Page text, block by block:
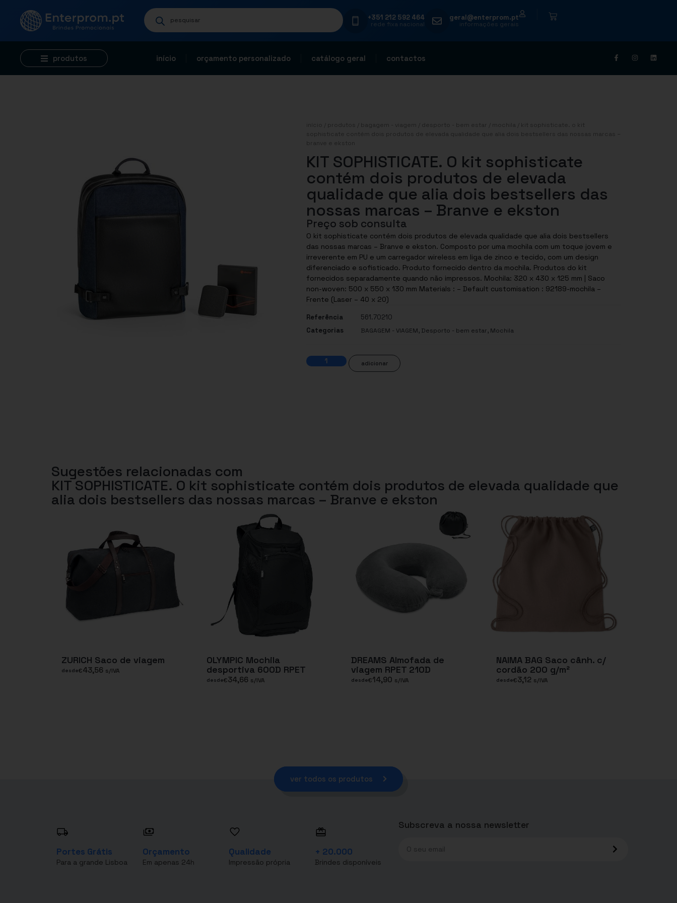
+351 212 592 464
rede fixa nacional
geral@enterprom.pt
informações gerais
produtos início orçamento personalizado catálogo geral contactos
início produtos bagagem - viagem desporto - bem estar mochila / kit sophisticate. o kit
sophisticate contém dois produtos de elevada qualidade que alia dois bestsellers das nossas marcas –
branve e ekston
KIT SOPHISTICATE. O kit sophisticate
contém dois produtos de elevada
qualidade que alia dois bestsellers das
nossas marcas – Branve e ekston
Preço sob consulta
O kit sophisticate contém dois produtos de elevada qualidade que alia dois bestsellers
das nossas marcas – Branve e ekston. Composto por uma mochila com um toque jovem e
irreverente em PU e um carregador wireless em liga de zinco e tecido, com um design
diferenciado e sofisticado. Produto fornecido dentro da mochila. Produtos do kit
fornecidos separadamente quando não impressos. Mochila: 320 x 430 x 125 mm | Saco
non-woven: 500 x 550 x 130 mm Materials : – Default customisation : 92189-mochila –
Frente (Laser – 40 x 20)
Referência
561.70210
Categorias
BAGAGEM - VIAGEM, Desporto - bem estar, Mochila
adicionar
Sugestões relacionadas com
KIT SOPHISTICATE. O kit sophisticate contém dois produtos de elevada qualidade que
alia dois bestsellers das nossas marcas – Branve e ekston
ZURICH Saco de viagem
desde€43,56 s/IVA
OLYMPIC Mochila
desportiva 600D RPET
desde€34,66 s/IVA
DREAMS Almofada de
viagem RPET 210D
desde€14,90 s/IVA
NAIMA BAG Saco cânh. c/
cordão 200 g/m²
desde€3,12 s/IVA
ver todos os produtos
Portes Grátis
Para a grande Lisboa
Orçamento
Em apenas 24h
Qualidade
Impressão própria
+ 20.000
Brindes disponíveis
Subscreva a nossa newsletter